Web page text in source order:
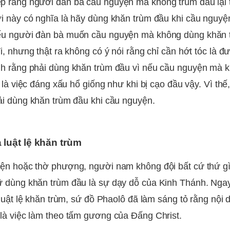
này có nghĩa là hãy dùng khăn trùm đầu khi cầu
người đàn bà muốn cầu nguyện mà không dùng khăn
nhưng thật ra không có ý nói rằng chỉ cần hớt tóc là
rằng phải dùng khăn trùm đầu vì nếu cầu nguyện mà
việc đáng xấu hổ giống như khi bị cạo đầu vậy. Vì
dùng khăn trùm đầu khi cầu nguyện.
luật lệ khăn trùm
hoặc thờ phượng, người nam không đội bất cứ thứ
dùng khăn trùm đầu là sự dạy dỗ của Kinh Thánh.
lệ khăn trùm, sứ đồ Phaolô đã làm sáng tỏ rằng nội
việc làm theo tấm gương của Đấng Christ.